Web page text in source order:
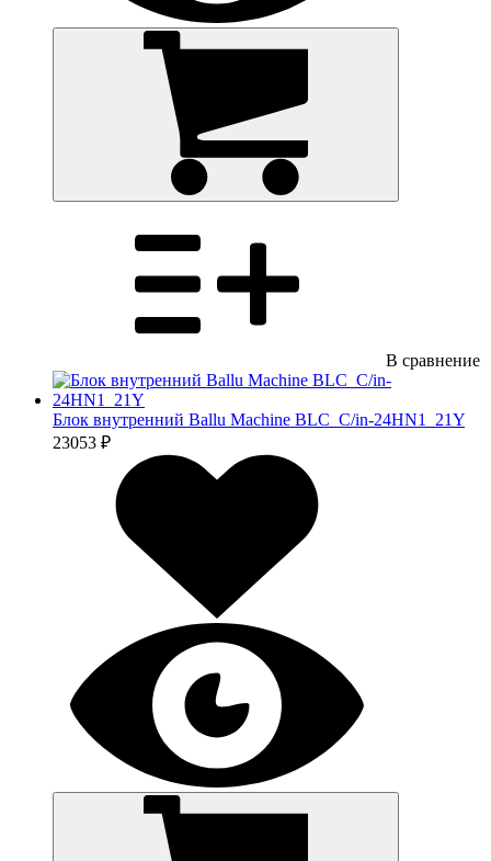
В сравнение
Блок внутренний Ballu Machine BLC_C/in-24HN1_21Y
23053 ₽